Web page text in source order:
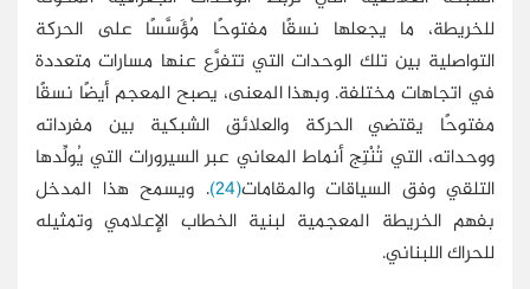
للخريطة، ما يجعلها نسقًا مفتوحًا مُؤَسَّسًا على الحركة
التواصلية بين تلك الوحدات التي تتفرَّع عنها مسارات متعددة
في اتجاهات مختلفة. وبهذا المعنى، يصبح المعجم أيضًا نسقًا
مفتوحًا يقتضي الحركة والعلائق الشبكية بين مفرداته
ووحداته، التي تُنْتِج أنماط المعاني عبر السيرورات التي يُولِّدها
التلقي وفق السياقات والمقامات(24)
. ويسمح هذا المدخل
بفهم الخريطة المعجمية لبنية الخطاب الإعلامي وتمثيله
للحراك اللبناني.